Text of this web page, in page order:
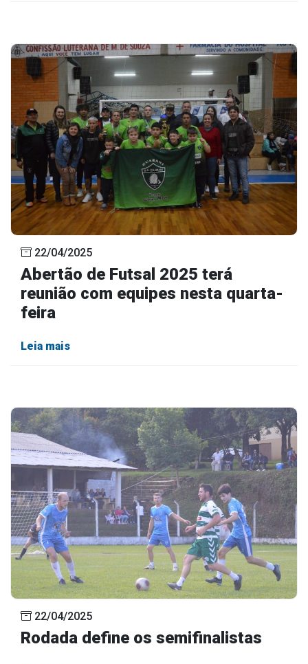
22/04/2025
Abertão de Futsal 2025 terá
reunião com equipes nesta quarta-
feira
Leia mais
22/04/2025
Rodada define os semifinalistas